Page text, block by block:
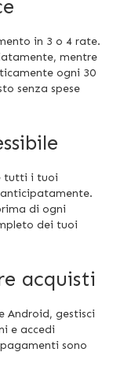
in 3 o 4 rate.
mentre
ogni 30
senza spese
tutti i tuoi
di ogni
dei tuoi
acquisti
Android, gestisci
e accedi
sono